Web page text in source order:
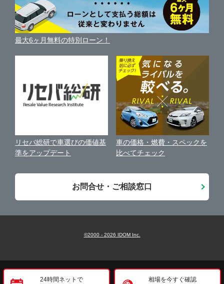
三重県
24時間ネットで 相場を今すぐ確認
ガリバーの自動車ローン
車買い替えの基礎知識
近くのお店で車を探す
中古車買取相場（毎月更新）
車の個人売買ガイド
車種別クチコミ
車比較サイト
利用規約
保険代理店業務に関する基本方針
古物営業法に基づく表示
お客様の声
会社案内
最大6ヶ月無料の特別ローン！
リセバ総研で車選びの価値基
準をアップデート
車の価格・燃費・スペックを
比べてチェック
お問合せ・ご相談窓口
©2000 - 2026 IDOM Inc.